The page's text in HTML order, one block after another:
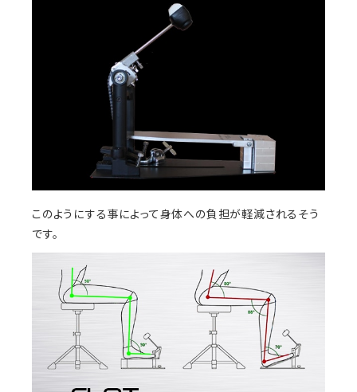
このようにする事によって身体への負担が軽減されるそう
です。